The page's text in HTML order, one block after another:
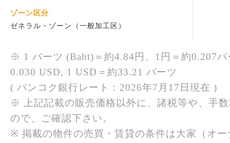
ゾーン区分
ゼネラル・ゾーン（一般加工区）
※ 1 バーツ (Baht)＝約4.84円、1円＝約0.207
0.030 USD, 1 USD＝約33.21 バーツ
( バンコク銀行レート：2026年7月17日現在 )
※ 上記記載の販売価格以外に、諸税等や、手
ので、ご確認下さい。
※ 掲載の物件の売買・賃貸の条件は大家（オ